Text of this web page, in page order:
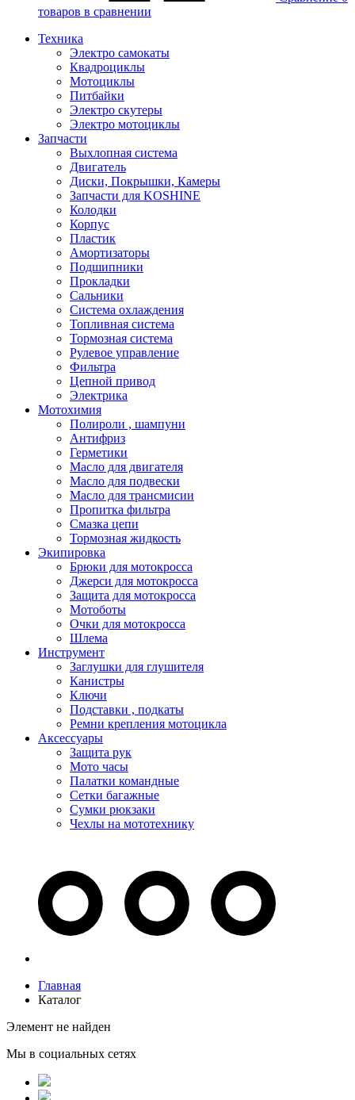
товаров в сравнении
Техника
Электро самокаты
Квадроциклы
Мотоциклы
Питбайки
Электро скутеры
Электро мотоциклы
Запчасти
Выхлопная система
Двигатель
Диски, Покрышки, Камеры
Запчасти для KOSHINE
Колодки
Корпус
Пластик
Амортизаторы
Подшипники
Прокладки
Сальники
Система охлаждения
Топливная система
Тормозная система
Рулевое управление
Фильтра
Цепной привод
Электрика
Мотохимия
Полироли , шампуни
Антифриз
Герметики
Масло для двигателя
Масло для подвески
Масло для трансмисии
Пропитка фильтра
Смазка цепи
Тормозная жидкость
Экипировка
Брюки для мотокросса
Джерси для мотокросса
Защита для мотокросса
Мотоботы
Очки для мотокросса
Шлема
Инструмент
Заглушки для глушителя
Канистры
Ключи
Подставки , подкаты
Ремни крепления мотоцикла
Аксессуары
Защита рук
Мото часы
Палатки командные
Сетки багажные
Сумки рюкзаки
Чехлы на мототехнику
Главная
Каталог
Элемент не найден
Мы в социальных сетях